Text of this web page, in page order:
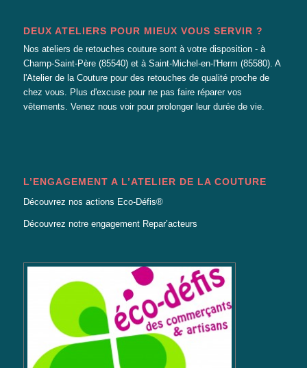
DEUX ATELIERS POUR MIEUX VOUS SERVIR ?
Nos ateliers de retouches couture sont à votre disposition - à
Champ-Saint-Père (85540) et à Saint-Michel-en-l'Herm (85580). A
l'Atelier de la Couture pour des retouches de qualité proche de
chez vous. Plus d'excuse pour ne pas faire réparer vos
vêtements. Venez nous voir pour prolonger leur durée de vie.
L’ENGAGEMENT A L’ATELIER DE LA COUTURE
Découvrez nos actions Eco-Défis®
Découvrez notre engagement Repar’acteurs